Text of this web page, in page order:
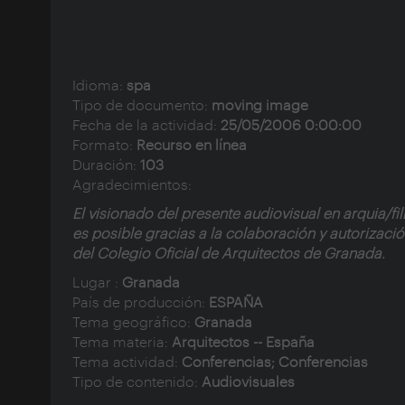
Idioma: spa
Tipo de documento: moving image
Fecha de la actividad: 25/05/2006 0:00:00
Formato: Recurso en línea
Duración: 103
Agradecimientos:
El visionado del presente audiovisual en arquia/
es posible gracias a la colaboración y
del Colegio Oficial de Arquitectos de Granada
Lugar : Granada
País de producción: ESPAÑA
Tema geográfico: Granada
Tema materia: Arquitectos -- España
Tema actividad: Conferencias; Conferencias
Tipo de contenido: Audiovisuales